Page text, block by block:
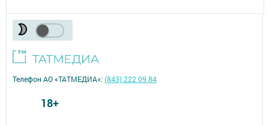
Телефон АО «ТАТМЕДИА»:(843) 222 09 84
18+